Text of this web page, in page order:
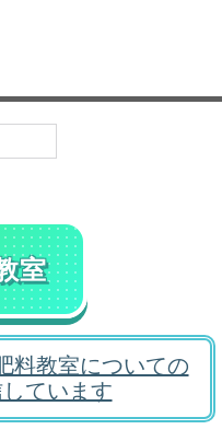
室
料教室についての
ています